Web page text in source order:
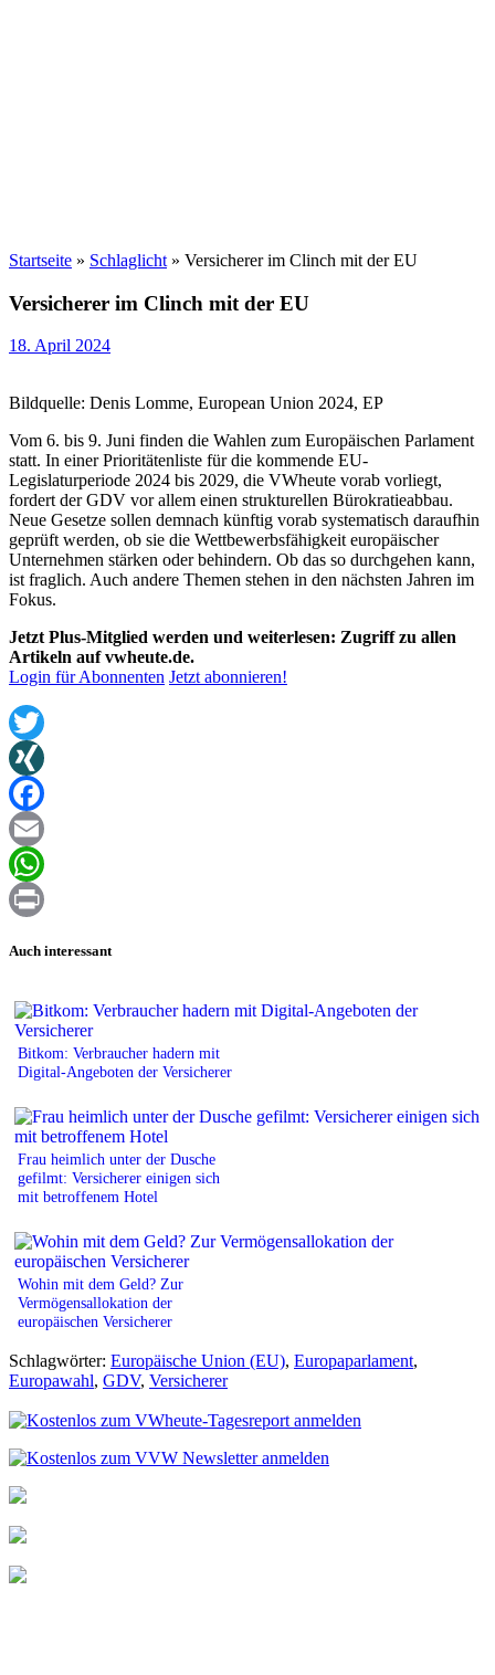
Startseite » Schlaglicht » Versicherer im Clinch mit der EU
Versicherer im Clinch mit der EU
18. April 2024
Bildquelle: Denis Lomme, European Union 2024, EP
Vom 6. bis 9. Juni finden die Wahlen zum Europäischen Parlament
statt. In einer Prioritätenliste für die kommende EU-
Legislaturperiode 2024 bis 2029, die VWheute vorab vorliegt,
fordert der GDV vor allem einen strukturellen Bürokratieabbau.
Neue Gesetze sollen demnach künftig vorab systematisch daraufhin
geprüft werden, ob sie die Wettbewerbsfähigkeit europäischer
Unternehmen stärken oder behindern. Ob das so durchgehen kann,
ist fraglich. Auch andere Themen stehen in den nächsten Jahren im
Fokus.
Jetzt Plus-Mitglied werden und weiterlesen: Zugriff zu allen
Artikeln auf vwheute.de.
Login für Abonnenten Jetzt abonnieren!
Twitter
XING
Facebook
Email
WhatsApp
Auch interessant
Bitkom: Verbraucher hadern mit
Digital-Angeboten der Versicherer
Frau heimlich unter der Dusche
gefilmt: Versicherer einigen sich
mit betroffenem Hotel
Wohin mit dem Geld? Zur
Vermögensallokation der
europäischen Versicherer
Schlagwörter: Europäische Union (EU), Europaparlament,
Europawahl, GDV, Versicherer